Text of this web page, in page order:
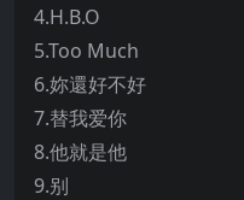
4.H.B.O
5.Too Much
6.妳還好不好
7.替我爱你
8.他就是他
9.别